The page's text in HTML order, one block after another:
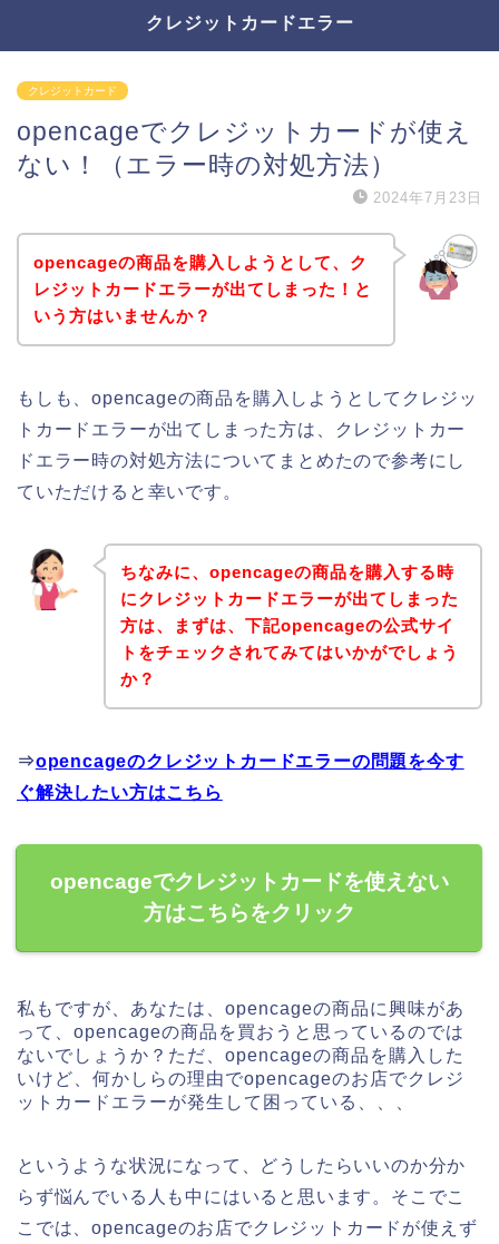
クレジットカードエラー
クレジットカード
opencageでクレジットカードが使え
ない！（エラー時の対処方法）
2024年7月23日
opencageの商品を購入しようとして、ク
レジットカードエラーが出てしまった！と
いう方はいませんか？
もしも、opencageの商品を購入しようとしてクレジッ
トカードエラーが出てしまった方は、クレジットカー
ドエラー時の対処方法についてまとめたので参考にし
ていただけると幸いです。
ちなみに、opencageの商品を購入する時
にクレジットカードエラーが出てしまった
方は、まずは、下記opencageの公式サイ
トをチェックされてみてはいかがでしょう
か？
⇒opencageのクレジットカードエラーの問題を今す
ぐ解決したい方はこちら
opencageでクレジットカードを使えない
方はこちらをクリック
私もですが、あなたは、opencageの商品に興味があ
って、opencageの商品を買おうと思っているのでは
ないでしょうか？ただ、opencageの商品を購入した
いけど、何かしらの理由でopencageのお店でクレジ
ットカードエラーが発生して困っている、、、
というような状況になって、どうしたらいいのか分か
らず悩んでいる人も中にはいると思います。そこでこ
こでは、opencageのお店でクレジットカードが使えず